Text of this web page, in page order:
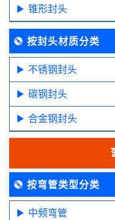
锥形封头
按封头材质分类
不锈钢封头
碳钢封头
合金钢封头
按弯管类型分类
中频弯管